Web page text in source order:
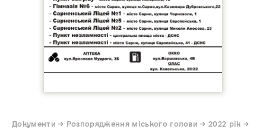
Документи → Розпорядження міського голови → 2022 рік →